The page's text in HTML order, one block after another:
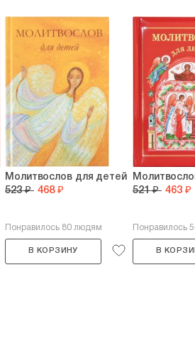
Молитвослов для детей
523 ₽ 468 ₽
Понравилось 80 людям
В КОРЗИНУ
521 ₽ 463 ₽
Понравилось
В